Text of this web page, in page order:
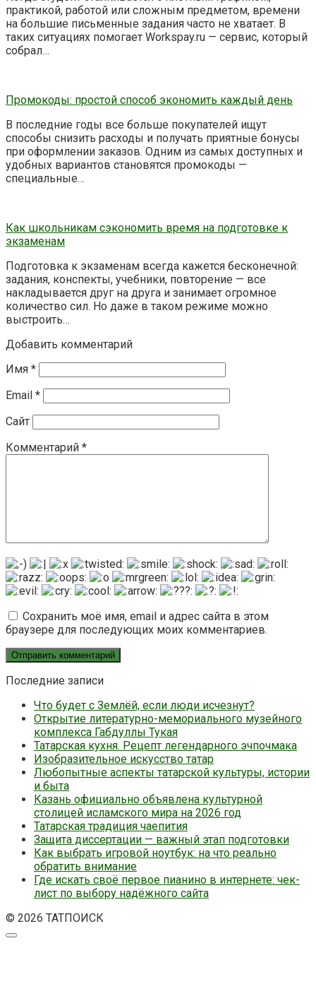
практикой, работой или сложным предметом, времени
на большие письменные задания часто не хватает. В
таких ситуациях помогает Workspay.ru — сервис, который
собрал…
Промокоды: простой способ экономить каждый день
В последние годы все больше покупателей ищут
способы снизить расходы и получать приятные бонусы
при оформлении заказов. Одним из самых доступных и
удобных вариантов становятся промокоды —
специальные…
Как школьникам сэкономить время на подготовке к
экзаменам
Подготовка к экзаменам всегда кажется бесконечной:
задания, конспекты, учебники, повторение — все
накладывается друг на друга и занимает огромное
количество сил. Но даже в таком режиме можно
выстроить…
Добавить комментарий
Имя *
Email *
Сайт
Комментарий *
Сохранить моё имя, email и адрес сайта в этом
браузере для последующих моих комментариев.
Последние записи
Что будет с Землёй, если люди исчезнут?
Открытие литературно-мемориального музейного
комплекса Габдуллы Тукая
Татарская кухня. Рецепт легендарного эчпочмака
Изобразительное искусство татар
Любопытные аспекты татарской культуры, истории
и быта
Казань официально объявлена культурной
столицей исламского мира на 2026 год
Татарская традиция чаепития
Защита диссертации — важный этап подготовки
Как выбрать игровой ноутбук: на что реально
обратить внимание
Где искать своё первое пианино в интернете: чек-
лист по выбору надёжного сайта
© 2026 ТАТПОИСК